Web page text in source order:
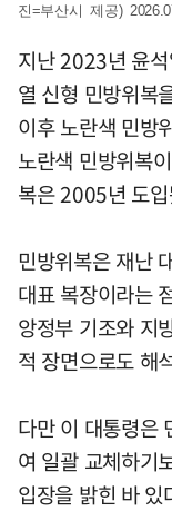
진=부산시 제공)
지난 2023년 윤
열 신형 민방위복
이후 노란색 민방
노란색 민방위복
복은 2005년 도
민방위복은 재난
대표 복장이라는
앙정부 기조와 지
적 장면으로도 해
다만 이 대통령은
여 일괄 교체하기
입장을 밝힌 바 있